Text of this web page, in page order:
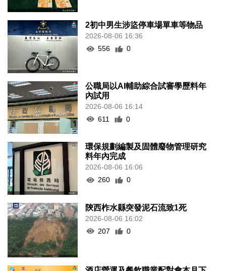
2初中男生涉盜停車場單車等物品
2026-08-06 16:36
556
0
公職局以AI輔助綜合試審學歷料年
內試用
2026-08-06 16:14
611
0
環保規劃編製及固體廢物管理研究
料年內完成
2026-08-06 16:06
260
0
陝西柞水縣突發泥石流致1死
2026-08-06 16:02
207
0